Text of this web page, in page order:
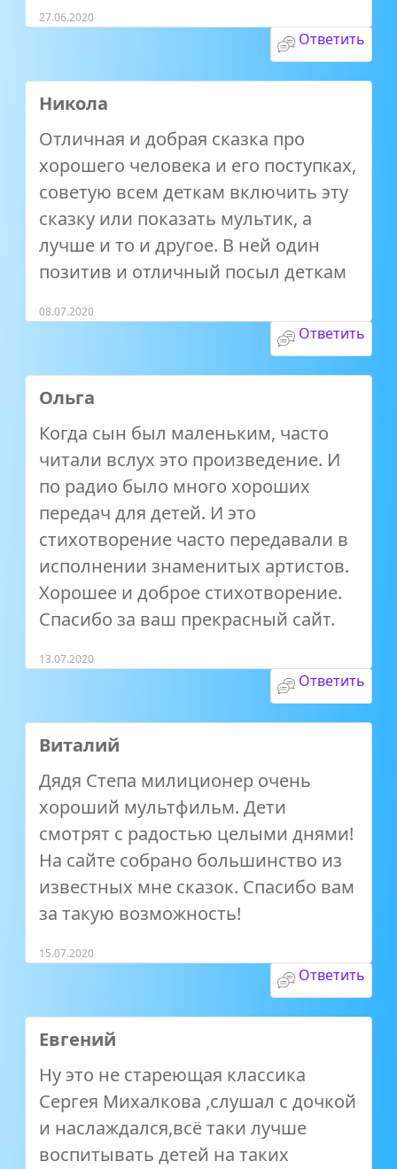
27.06.2020
Ответить
Никола
Отличная и добрая сказка про
хорошего человека и его поступках,
советую всем деткам включить эту
сказку или показать мультик, а
лучше и то и другое. В ней один
позитив и отличный посыл деткам
08.07.2020
Ответить
Ольга
Когда сын был маленьким, часто
читали вслух это произведение. И
по радио было много хороших
передач для детей. И это
стихотворение часто передавали в
исполнении знаменитых артистов.
Хорошее и доброе стихотворение.
Спасибо за ваш прекрасный сайт.
13.07.2020
Ответить
Виталий
Дядя Степа милиционер очень
хороший мультфильм. Дети
смотрят с радостью целыми днями!
На сайте собрано большинство из
известных мне сказок. Спасибо вам
за такую возможность!
15.07.2020
Ответить
Евгений
Ну это не стареющая классика
Сергея Михалкова ,слушал с дочкой
и наслаждался,всё таки лучше
воспитывать детей на таких